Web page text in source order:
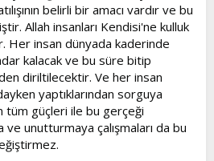
belirli bir amacı vardır ve bu
Allah insanları Kendisi'ne kulluk
Her insan dünyada kaderinde
kalacak ve bu süre bitip
diriltilecektir. Ve her insan
yaptıklarından sorguya
tüm güçleri ile bu gerçeği
unutturmaya çalışmaları da bu